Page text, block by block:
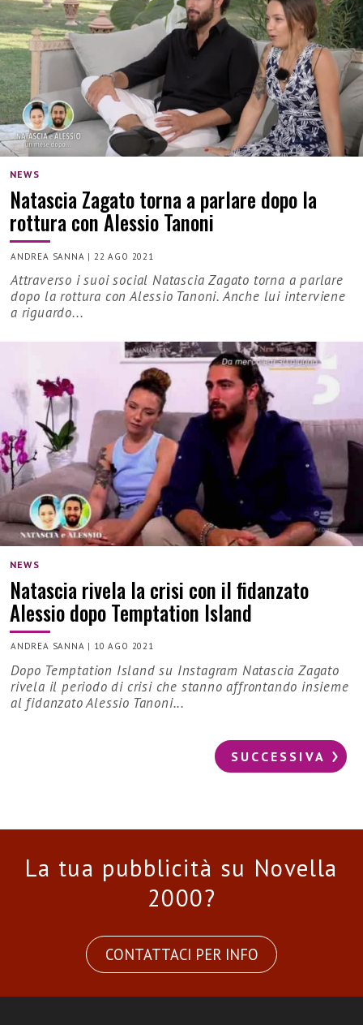
NEWS
Natascia Zagato torna a parlare dopo la
rottura con Alessio Tanoni
ANDREA SANNA | 22 AGO 2021
Attraverso i suoi social Natascia Zagato torna a parlare
dopo la rottura con Alessio Tanoni. Anche lui interviene
a riguardo...
NEWS
Natascia rivela la crisi con il fidanzato
Alessio dopo Temptation Island
ANDREA SANNA | 10 AGO 2021
Dopo Temptation Island su Instagram Natascia Zagato
rivela il periodo di crisi che stanno affrontando insieme
al fidanzato Alessio Tanoni...
SUCCESSIVA
La tua pubblicità su Novella
2000?
CONTATTACI PER INFO